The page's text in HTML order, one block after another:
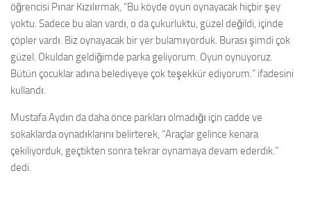
öğrencisi Pınar Kızılırmak, “Bu köyde oyun oynayacak hiçbir şey
yoktu. Sadece bu alan vardı, o da çukurluktu, güzel değildi, içinde
çöpler vardı. Biz oynayacak bir yer bulamıyorduk. Burası şimdi çok
güzel. Okuldan geldiğimde parka geliyorum. Oyun oynuyoruz.
Bütün çocuklar adına belediyeye çok teşekkür ediyorum.” ifadesini
kullandı.
Mustafa Aydın da daha önce parkları olmadığı için cadde ve
sokaklarda oynadıklarını belirterek, “Araçlar gelince kenara
çekiliyorduk, geçtikten sonra tekrar oynamaya devam ederdik.”
dedi.